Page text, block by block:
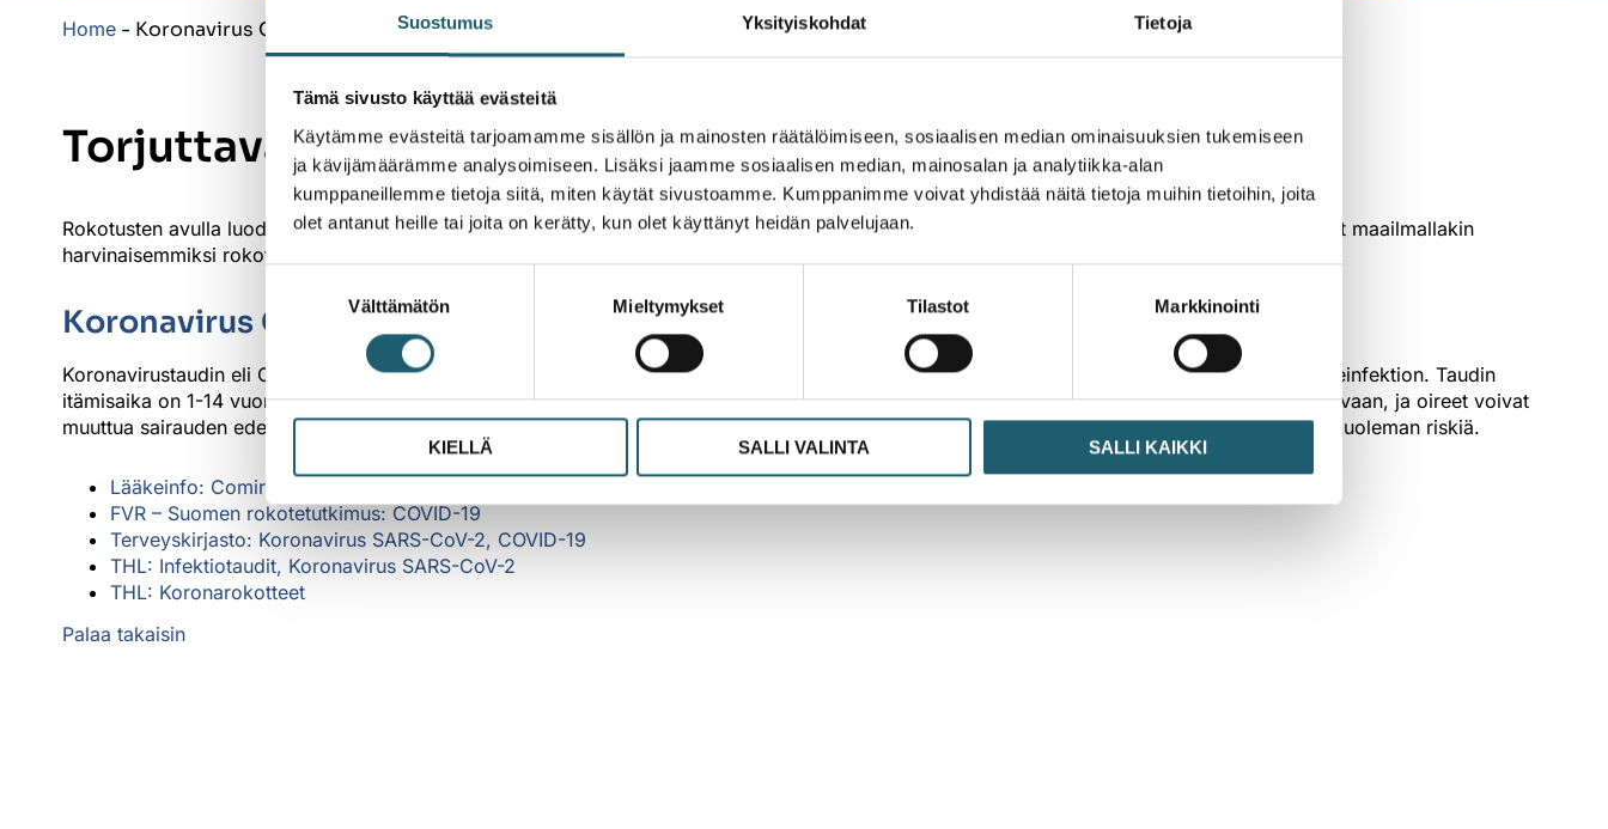
Suostumus Yksityiskohdat Tietoja
Tämä sivusto käyttää evästeitä
Käytämme evästeitä tarjoamamme sisällön ja mainosten räätälöimiseen, sosiaalisen median ominaisuuksien tukemiseen
ja kävijämäärämme analysoimiseen. Lisäksi jaamme sosiaalisen median, mainosalan ja analytiikka-alan
kumppaneillemme tietoja siitä, miten käytät sivustoamme. Kumppanimme voivat yhdistää näitä tietoja muihin tietoihin, joita
olet antanut heille tai joita on kerätty, kun olet käyttänyt heidän palvelujaan.
Välttämätön Mieltymykset Tilastot Markkinointi
KIELLÄ SALLI VALINTA SALLI KAIKKI
Home - Koronavirus COVID-19
Torjuttavat taudit
Rokotusten avulla luodaan suojaa tartuntatauteja vastaan. Monet näistä taudeista on saatu jo hävitettyä Suomesta kokonaan ja ne ovat käyneet maailmallakin
harvinaisemmiksi rokotusten ansiosta.
Koronavirus COVID-19
Koronavirustaudin eli COVID-19 -taudin aiheuttaa SARS-CoV-2 -virus, joka aiheuttaa ensisijaisesti pisaratartuntana leviävän äkillisen hengitystieinfektion. Taudin
itämisaika on 1-14 vuorokautta ja oireet alkavat tavallisimmin 3 päivän kuluttua tartunnasta. Taudinkuva voi vaihdella lähes oireettomasta vakavaan, ja oireet voivat
muuttua sairauden edetessä. Korkea ikä erityisesti perussairauteen (esimerkiksi vaikeaan sydänsairauteen) liittyneenä lisää vakavan taudin ja kuoleman riskiä.
Lääkeinfo: Comirnaty LP.8.1
FVR – Suomen rokotetutkimus: COVID-19
Terveyskirjasto: Koronavirus SARS-CoV-2, COVID-19
THL: Infektiotaudit, Koronavirus SARS-CoV-2
THL: Koronarokotteet
Palaa takaisin